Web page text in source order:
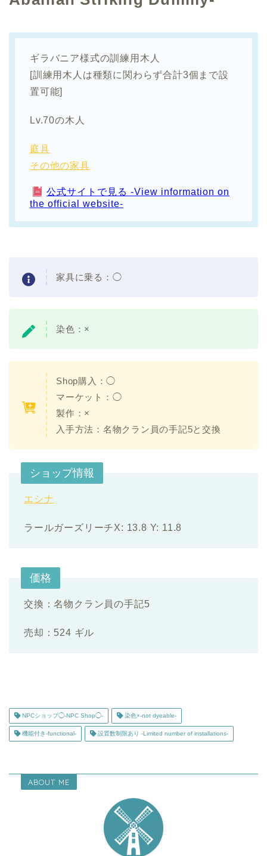
ギラバニア様式の訓練用木人
[訓練用木人は種類に関わらず合計3個まで設
置可能]
Lv.70の木人
庭具
その他の家具
公式サイトで見る -View information on
the official website-
家具に乗る： ◯
染色： ×
Shop購入：◯
マーケット： ◯
製作： ×
入手方法：名物クラン員の手記5と交換
ショップ情報
エシナ
ラールガーズリーチX: 13.8 Y: 11.8
価格
交換：名物クラン員の手記5
売却：524 ギル
NPCショップ◯-NPC Shop◯- 染色×-not dyeable-
機能付き-functional- 設置数制限あり -Limited number of installations-
ABOUT ME